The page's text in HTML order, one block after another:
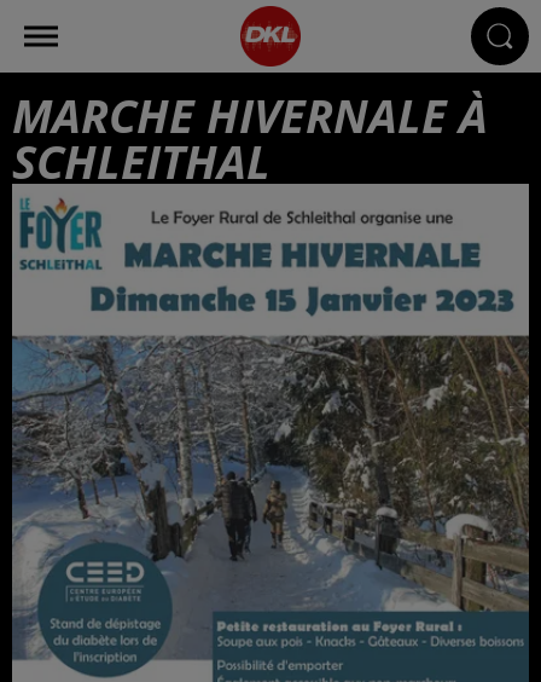
MARCHE HIVERNALE À
SCHLEITHAL